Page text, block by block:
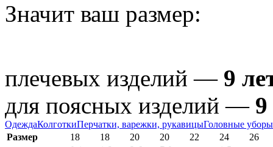
Значит ваш размер:
плечевых изделий — 9
для поясных изделий — 9
ОдеждаКолготкиПерчатки, варежки, рукавицыГоловные уборы
Размер
18 18 20 20 22 24
26